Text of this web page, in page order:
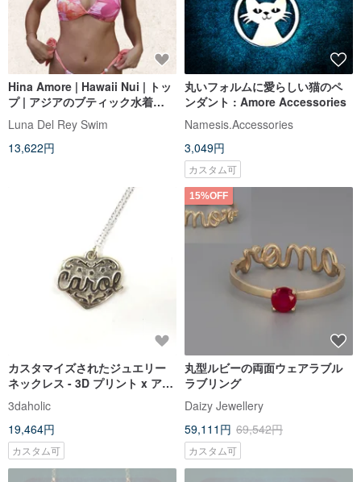
Hina Amore | Hawaii Nui | トッ
プ | アジアのブティック水着
Luna Del Rey
Luna Del Rey Swim
13,622円
丸いフォルムに愛らしい猫のペ
ンダント : Amore Accessories
Namesis.Accessories
3,049円
カスタム可
カスタマイズされたジュエリー
ネックレス - 3D プリント x アモ
ーレ ペンダント x パーソナライ
ゼーション
3daholic
19,464円
カスタム可
15%OFF
丸型ルビーの両面ウェアラブル
ラブリング
Daizy Jewellery
59,111円 69,542円
カスタム可